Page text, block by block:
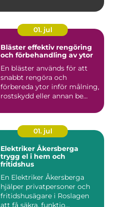
01. jul
Bläster effektiv rengöring
och förbehandling av ytor
En bläster används för att
snabbt rengöra och
förbereda ytor inför målning,
rostskydd eller annan be...
01. jul
Elektriker Åkersberga
trygg el i hem och
fritidshus
En Elektriker Åkersberga
hjälper privatpersoner och
fritidshusägare i Roslagen
att få säkra, funktio...